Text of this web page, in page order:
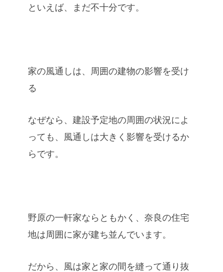
といえば、まだ不十分です。
家の風通しは、周囲の建物の影響を受け
る
なぜなら、建設予定地の周囲の状況によ
っても、風通しは大きく影響を受けるか
らです。
野原の一軒家ならともかく、奈良の住宅
地は周囲に家が建ち並んでいます。
だから、風は家と家の間を縫って通り抜